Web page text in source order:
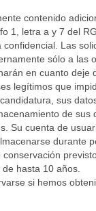
contenido
1, letra a y 7 del
Las
sólo a las
en cuanto
legítimos que
sus
de
Su cuenta de
durante
de hasta 10 años.
si hemos